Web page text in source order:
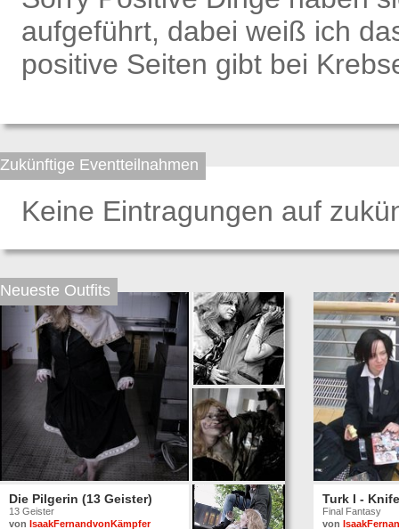
aufgeführt, dabei weiß ich
positive Seiten gibt bei
Zukünftige Eventteilnahmen
Keine Eintragungen auf
Neueste Outfits
Die Pilgerin (13 Geister)
13 Geister
von IsaakFernandvonKämpfer
Turk I -
Final Fantasy
von